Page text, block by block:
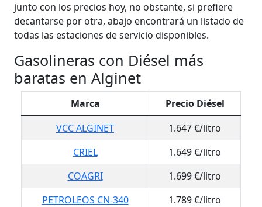
junto con los precios hoy, no obstante, si prefiere
decantarse por otra, abajo encontrará un listado de
todas las estaciones de servicio disponibles.
Gasolineras con Diésel más
baratas en Alginet
Marca
Precio Diésel
VCC ALGINET
1.647 €/litro
CRIEL
1.649 €/litro
COAGRI
1.699 €/litro
PETROLEOS CN-340
1.789 €/litro